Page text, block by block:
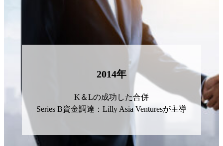
2014年
K＆Lの成功した合併
Series B資金調達：Lilly Asia Venturesが主導